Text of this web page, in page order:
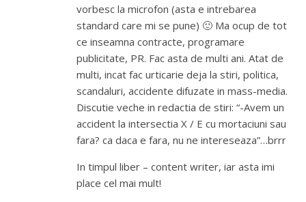
vorbesc la microfon (asta e intrebarea
standard care mi se pune) 🙂 Ma ocup de tot
ce inseamna contracte, programare
publicitate, PR. Fac asta de multi ani. Atat de
multi, incat fac urticarie deja la stiri, politica,
scandaluri, accidente difuzate in mass-media.
Discutie veche in redactia de stiri: “-Avem un
accident la intersectia X / E cu mortaciuni sau
fara? ca daca e fara, nu ne intereseaza”…brrr
In timpul liber – content writer, iar asta imi
place cel mai mult!